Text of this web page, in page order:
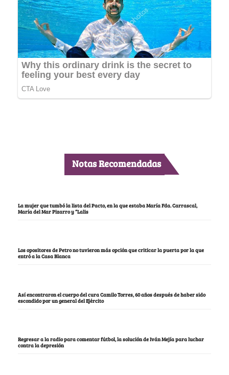
Notas Recomendadas
La mujer que tumbó la lista del Pacto, en la que estaba María Fda. Carrascal,
María del Mar Pizarro y “Lalis
Los opositores de Petro no tuvieron más opción que criticar la puerta por la que
entró a la Casa Blanca
Así encontraron el cuerpo del cura Camilo Torres, 60 años después de haber sido
escondido por un general del Ejército
Regresar a la radio para comentar fútbol, la solución de Iván Mejía para luchar
contra la depresión